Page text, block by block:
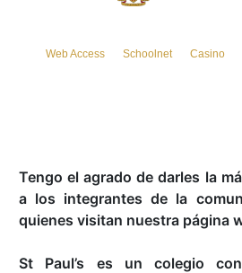
Web Access Schoolnet Casino
Tengo el agrado de darles la
a los integrantes de la
quienes visitan nuestra página
St Paul’s es un colegio